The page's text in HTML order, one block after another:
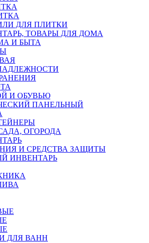
ДЛЯ ПЛИТКИ
ТОВАРЫ ДЛЯ ДОМА
И БЫТА
И ОБУВЬЮ
ПАНЕЛЬНЫЙ
ОГОРОДА
И СРЕДСТВА ЗАЩИТЫ
ИНВЕНТАРЬ
ДЛЯ ВАНН